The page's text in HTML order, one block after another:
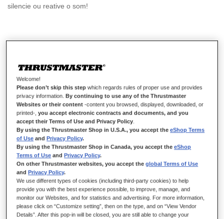
silencie ou reative o som!
229,99 €
ADICIONAR AO CARRINHO
Lista de desejos
Seja o primeiro a avaliar este produto
Detalhes
Welcome!
Please don’t skip this step which regards rules of proper use and provides
privacy information.By continuing to use any of the Thrustmaster
Websites or their content -content you browsed, displayed, downloaded, or
printed-,you accept electronic contracts and documents, and you
accept their Terms of Use and Privacy Policy
By using the Thrustmaster Shop in U.S.A., you accept theeShop Terms
of Use andPrivacy Policy.
By using the Thrustmaster Shop in Canada, you accept theeShop
Terms of Use andPrivacy Policy.
On other Thrustmaster websites, you accept theglobal Terms of Use
andPrivacy Policy.
We use different types of cookies (including third-party cookies) to help
provide you with the best experience possible, to improve, manage, and
monitor our Websites, and for statistics and advertising. For more information,
please click on “Customize setting”, then on the type, and on “View Vendor
Details”. After this pop-in will be closed, you are still able to change your